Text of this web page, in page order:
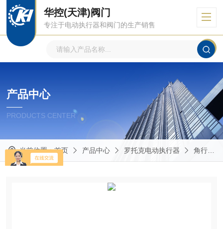
华控(天津)阀门
专注于电动执行器和阀门的生产销售
产品中心
PRODUCTS CENTER
当前位置：首页 产品中心 罗托克电动执行器 角行程多回转